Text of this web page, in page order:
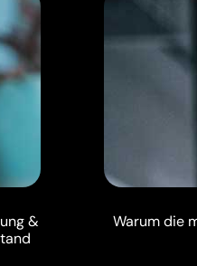
&
Warum die